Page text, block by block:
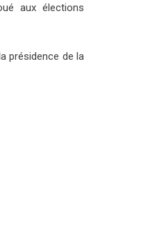
aux élections
présidence de la